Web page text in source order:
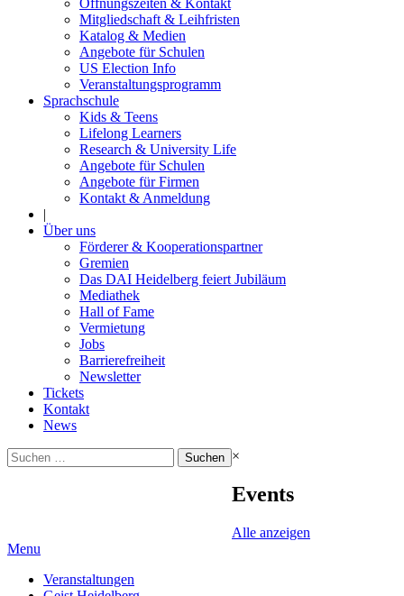
Öffnungszeiten & Kontakt
Mitgliedschaft & Leihfristen
Katalog & Medien
Angebote für Schulen
US Election Info
Veranstaltungsprogramm
Sprachschule
Kids & Teens
Lifelong Learners
Research & University Life
Angebote für Schulen
Angebote für Firmen
Kontakt & Anmeldung
|
Über uns
Förderer & Kooperationspartner
Gremien
Das DAI Heidelberg feiert Jubiläum
Mediathek
Hall of Fame
Vermietung
Jobs
Barrierefreiheit
Newsletter
Tickets
Kontakt
News
Suchen
nach:
×
Events
Alle anzeigen
Menu
Veranstaltungen